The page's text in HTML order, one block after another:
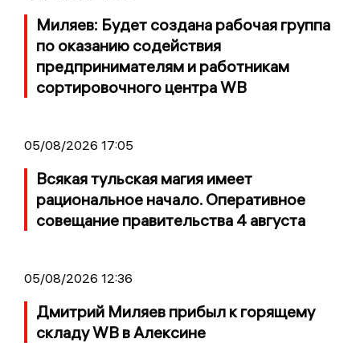
Миляев: Будет создана рабочая группа
по оказанию содействия
предпринимателям и работникам
сортировочного центра WB
05/08/2026 17:05
Всякая тульская магия имеет
рациональное начало. Оперативное
совещание правительства 4 августа
05/08/2026 12:36
Дмитрий Миляев прибыл к горящему
складу WB в Алексине